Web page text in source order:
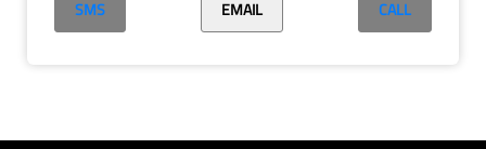
CALL
EMAIL
SMS